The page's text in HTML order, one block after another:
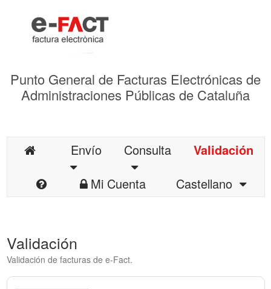
Punto General de Facturas Electrónicas de
Administraciones Públicas de Cataluña
Envío Consulta
Validación
Mi Cuenta
Castellano
Validación
Validación de facturas de e-Fact.